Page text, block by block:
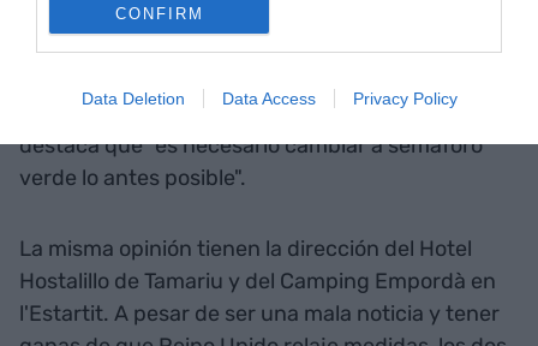
CONFIRM
Data Deletion Data Access Privacy Policy
decida ir retrasando su llegada". Ahora bien,
asegura también que "obviamente, empeora las
que "no será concluyente". Así pues, Dulsat
destaca que "es necesario cambiar a semáforo
verde lo antes posible".
La misma opinión tienen la dirección del Hotel
Hostalillo de Tamariu y del Camping Empordà en
l'Estartit. A pesar de ser una mala noticia y tener